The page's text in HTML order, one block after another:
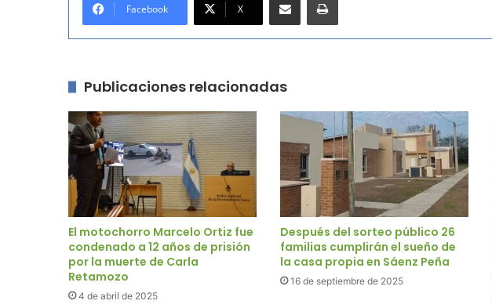
Facebook X
Publicaciones relacionadas
El motochorro Marcelo Ortiz fue
condenado a 12 años de prisión
por la muerte de Carla
Retamozo
4 de abril de 2025
Después del sorteo público 26
familias cumplirán el sueño de
la casa propia en Sáenz Peña
16 de septiembre de 2025